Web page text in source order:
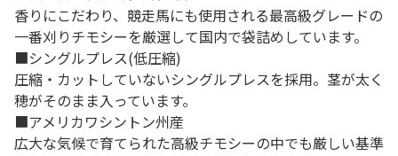
香りにこだわり、競走馬にも使用される最高級グレードの
一番刈りチモシーを厳選して国内で袋詰めしています。
■シングルプレス(低圧縮)
圧縮・カットしていないシングルプレスを採用。茎が太く
穂がそのまま入っています。
■アメリカワシントン州産
広大な気候で育てられた高級チモシーの中でも厳しい基準